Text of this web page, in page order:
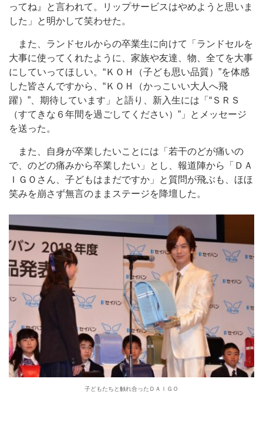
ってね』と言われて。リップサービスはやめようと思いま
した」と明かして笑わせた。
また、ランドセルからの卒業生に向けて「ランドセルを
大事に使ってくれたように、家族や友達、物、全てを大事
にしていってほしい。“ＫＯＨ（子ども思い品質）”を体感
した皆さんですから、“ＫＯＨ（かっこいい大人へ飛
躍）”、期待しています」と語り、新入生には「“ＳＲＳ
（すてきな６年間を過ごしてください）”」とメッセージ
を送った。
また、自身が卒業したいことには「若干のどが痛いの
で、のどの痛みから卒業したい」とし、報道陣から「ＤＡ
ＩＧＯさん、子どもはまだですか」と質問が飛ぶも、ほほ
笑みを崩さず無言のままステージを降壇した。
子どもたちと触れ合ったＤＡＩＧＯ